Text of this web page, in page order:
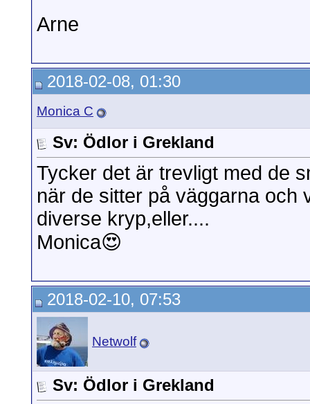
Arne
2018-02-08, 01:30
Monica C
Sv: Ödlor i Grekland
Tycker det är trevligt med de
när de sitter på väggarna och
diverse kryp,eller....
Monica😍
2018-02-10, 07:53
Netwolf
Sv: Ödlor i Grekland